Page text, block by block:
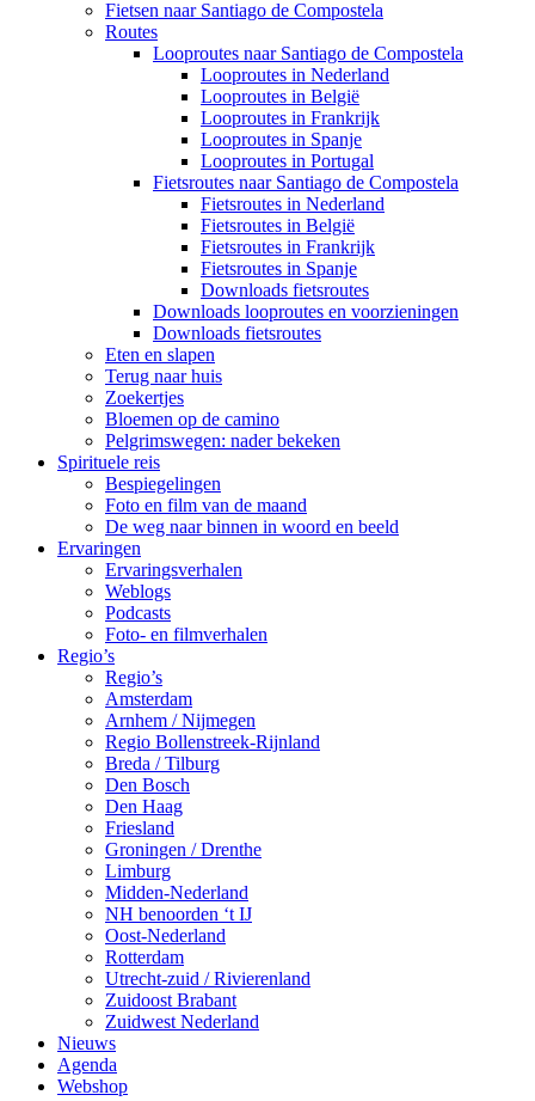
Fietsen naar Santiago de Compostela
Routes
Looproutes naar Santiago de Compostela
Looproutes in Nederland
Looproutes in België
Looproutes in Frankrijk
Looproutes in Spanje
Looproutes in Portugal
Fietsroutes naar Santiago de Compostela
Fietsroutes in Nederland
Fietsroutes in België
Fietsroutes in Frankrijk
Fietsroutes in Spanje
Downloads fietsroutes
Downloads looproutes en voorzieningen
Downloads fietsroutes
Eten en slapen
Terug naar huis
Zoekertjes
Bloemen op de camino
Pelgrimswegen: nader bekeken
Spirituele reis
Bespiegelingen
Foto en film van de maand
De weg naar binnen in woord en beeld
Ervaringen
Ervaringsverhalen
Weblogs
Podcasts
Foto- en filmverhalen
Regio’s
Regio’s
Amsterdam
Arnhem / Nijmegen
Regio Bollenstreek-Rijnland
Breda / Tilburg
Den Bosch
Den Haag
Friesland
Groningen / Drenthe
Limburg
Midden-Nederland
NH benoorden ‘t IJ
Oost-Nederland
Rotterdam
Utrecht-zuid / Rivierenland
Zuidoost Brabant
Zuidwest Nederland
Nieuws
Agenda
Webshop